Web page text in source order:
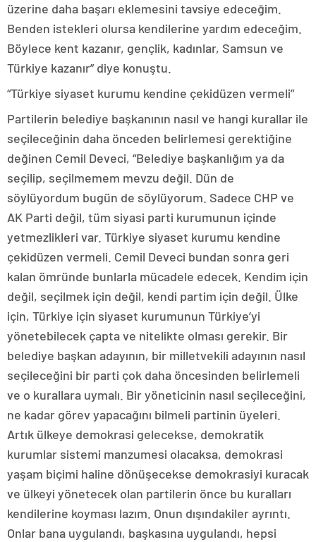
üzerine daha başarı eklemesini tavsiye edeceğim.
Benden istekleri olursa kendilerine yardım edeceğim.
Böylece kent kazanır, gençlik, kadınlar, Samsun ve
Türkiye kazanır” diye konuştu.
“Türkiye siyaset kurumu kendine çekidüzen vermeli”
Partilerin belediye başkanının nasıl ve hangi kurallar ile
seçileceğinin daha önceden belirlemesi gerektiğine
değinen Cemil Deveci, “Belediye başkanlığım ya da
seçilip, seçilmemem mevzu değil. Dün de
söylüyordum bugün de söylüyorum. Sadece CHP ve
AK Parti değil, tüm siyasi parti kurumunun içinde
yetmezlikleri var. Türkiye siyaset kurumu kendine
çekidüzen vermeli. Cemil Deveci bundan sonra geri
kalan ömründe bunlarla mücadele edecek. Kendim için
değil, seçilmek için değil, kendi partim için değil. Ülke
için, Türkiye için siyaset kurumunun Türkiye’yi
yönetebilecek çapta ve nitelikte olması gerekir. Bir
belediye başkan adayının, bir milletvekili adayının nasıl
seçileceğini bir parti çok daha öncesinden belirlemeli
ve o kurallara uymalı. Bir yöneticinin nasıl seçileceğini,
ne kadar görev yapacağını bilmeli partinin üyeleri.
Artık ülkeye demokrasi gelecekse, demokratik
kurumlar sistemi manzumesi olacaksa, demokrasi
yaşam biçimi haline dönüşecekse demokrasiyi kuracak
ve ülkeyi yönetecek olan partilerin önce bu kuralları
kendilerine koyması lazım. Onun dışındakiler ayrıntı.
Onlar bana uygulandı, başkasına uygulandı, hepsi